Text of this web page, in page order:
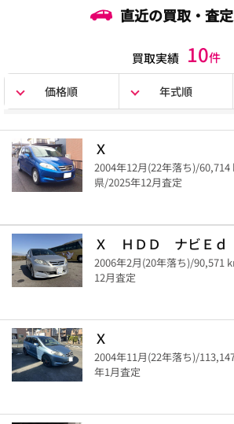
直近の買取・査
買取実績 10件
価格順 年式順
Ｘ
2004年12月(22年落ち)/
県/2025年12月査定
Ｘ ＨＤＤ ナビＥｄ
2006年2月(20年落ち)/90,571
12月査定
Ｘ
2004年11月(22年落ち)/
年1月査定